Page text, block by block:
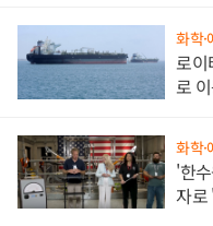
화학·
로이
로
화학·
'한
자로